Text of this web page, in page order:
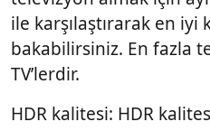
ile karşılaştırarak en
bakabilirsiniz. En fazla
TV’lerdir.
HDR kalitesi: HDR